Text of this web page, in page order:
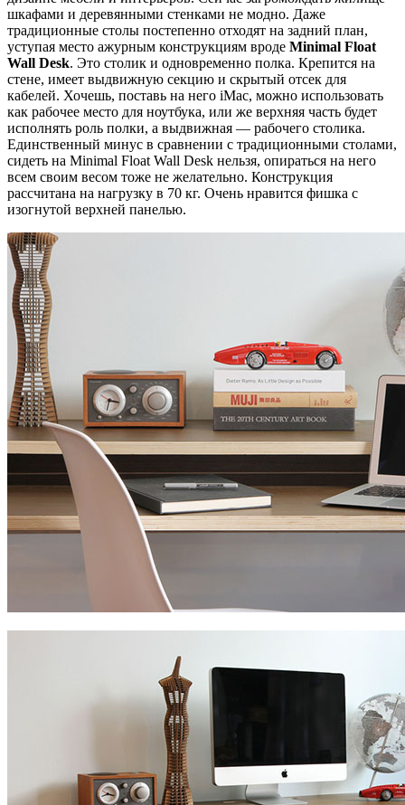
шкафами и деревянными стенками не модно. Даже
традиционные столы постепенно отходят на задний план,
уступая место ажурным конструкциям вроде Minimal Float
Wall Desk. Это столик и одновременно полка. Крепится на
стене, имеет выдвижную секцию и скрытый отсек для
кабелей. Хочешь, поставь на него iMac, можно использовать
как рабочее место для ноутбука, или же верхняя часть будет
исполнять роль полки, а выдвижная — рабочего столика.
Единственный минус в сравнении с традиционными столами,
сидеть на Minimal Float Wall Desk нельзя, опираться на него
всем своим весом тоже не желательно. Конструкция
рассчитана на нагрузку в 70 кг. Очень нравится фишка с
изогнутой верхней панелью.